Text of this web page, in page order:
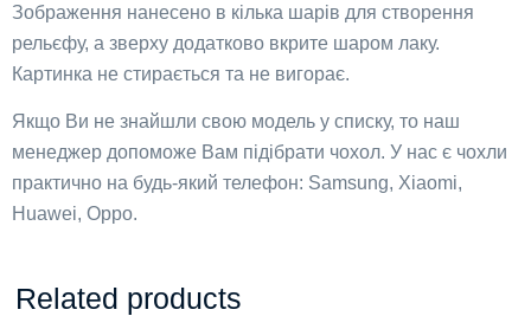
Зображення нанесено в кілька шарів для створення
рельєфу, а зверху додатково вкрите шаром лаку.
Картинка не стирається та не вигорає.
Якщо Ви не знайшли свою модель у списку, то наш
менеджер допоможе Вам підібрати чохол. У нас є чохли
практично на будь-який телефон: Samsung, Xiaomi,
Huawei, Oppo.
Related products